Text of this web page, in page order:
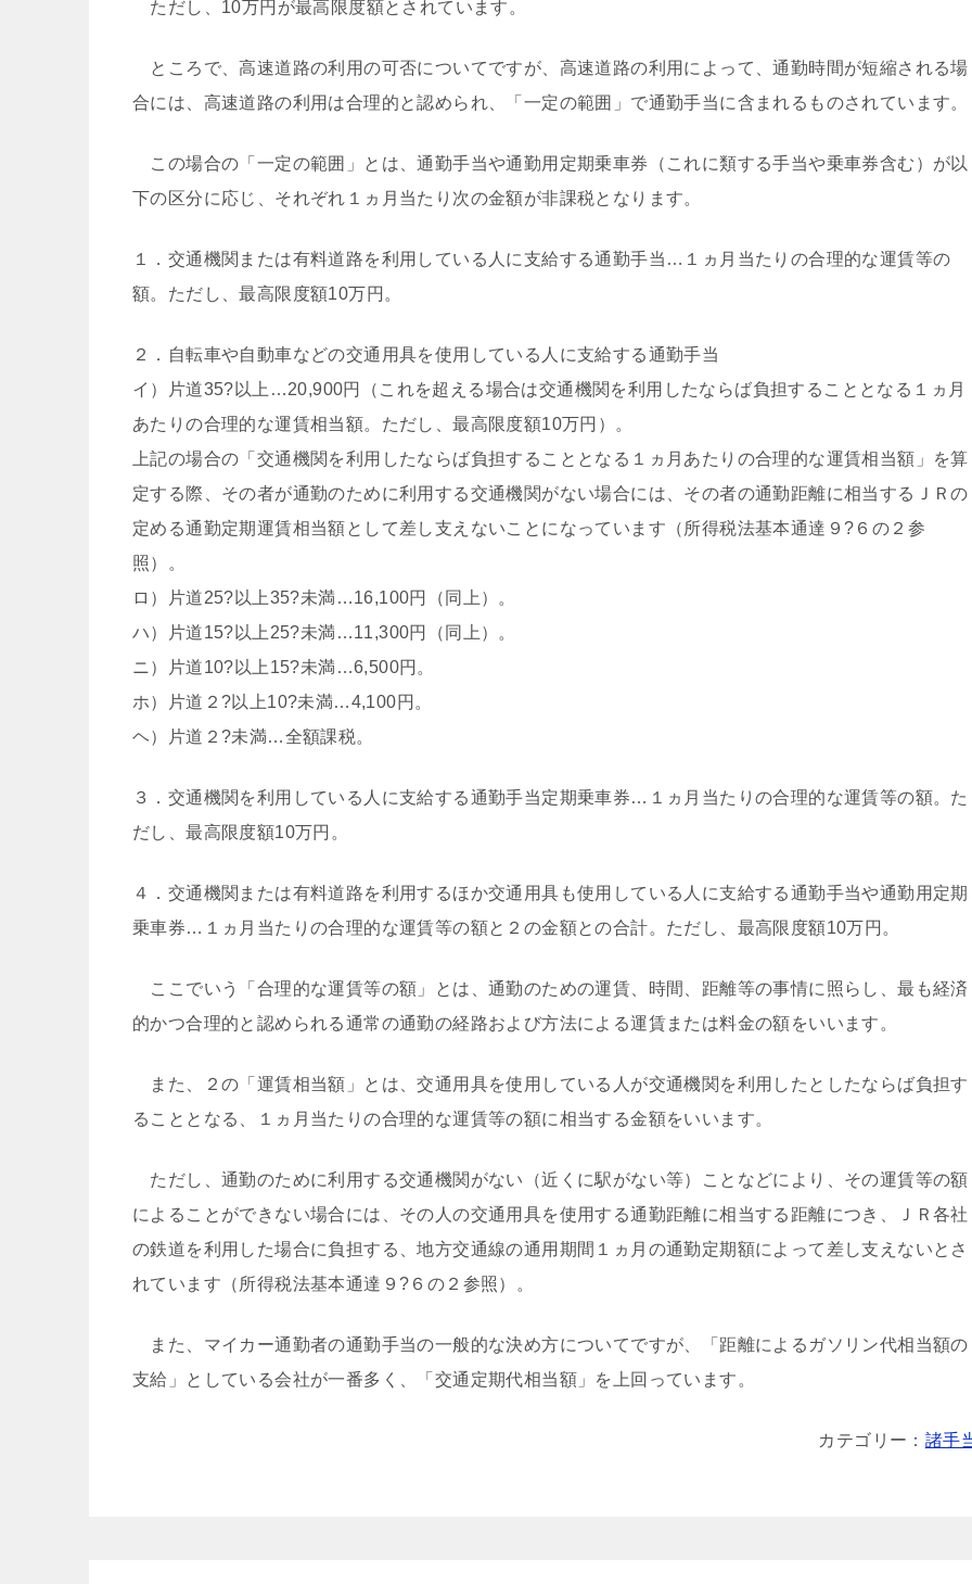
ただし、10万円が最高限度額とされています。
ところで、高速道路の利用の可否についてですが、高速道路の利用によって、通勤時間が短縮される場
合には、高速道路の利用は合理的と認められ、「一定の範囲」で通勤手当に含まれるものされています。
この場合の「一定の範囲」とは、通勤手当や通勤用定期乗車券（これに類する手当や乗車券含む）が以
下の区分に応じ、それぞれ１ヵ月当たり次の金額が非課税となります。
１．交通機関または有料道路を利用している人に支給する通勤手当…１ヵ月当たりの合理的な運賃等の
額。ただし、最高限度額10万円。
２．自転車や自動車などの交通用具を使用している人に支給する通勤手当
イ）片道35?以上…20,900円（これを超える場合は交通機関を利用したならば負担することとなる１ヵ月
あたりの合理的な運賃相当額。ただし、最高限度額10万円）。
上記の場合の「交通機関を利用したならば負担することとなる１ヵ月あたりの合理的な運賃相当額」を算
定する際、その者が通勤のために利用する交通機関がない場合には、その者の通勤距離に相当するＪＲの
定める通勤定期運賃相当額として差し支えないことになっています（所得税法基本通達９?６の２参
照）。
ロ）片道25?以上35?未満…16,100円（同上）。
ハ）片道15?以上25?未満…11,300円（同上）。
ニ）片道10?以上15?未満…6,500円。
ホ）片道２?以上10?未満…4,100円。
ヘ）片道２?未満…全額課税。
３．交通機関を利用している人に支給する通勤手当定期乗車券…１ヵ月当たりの合理的な運賃等の額。た
だし、最高限度額10万円。
４．交通機関または有料道路を利用するほか交通用具も使用している人に支給する通勤手当や通勤用定期
乗車券…１ヵ月当たりの合理的な運賃等の額と２の金額との合計。ただし、最高限度額10万円。
ここでいう「合理的な運賃等の額」とは、通勤のための運賃、時間、距離等の事情に照らし、最も経済
的かつ合理的と認められる通常の通勤の経路および方法による運賃または料金の額をいいます。
また、２の「運賃相当額」とは、交通用具を使用している人が交通機関を利用したとしたならば負担す
ることとなる、１ヵ月当たりの合理的な運賃等の額に相当する金額をいいます。
ただし、通勤のために利用する交通機関がない（近くに駅がない等）ことなどにより、その運賃等の額
によることができない場合には、その人の交通用具を使用する通勤距離に相当する距離につき、ＪＲ各社
の鉄道を利用した場合に負担する、地方交通線の通用期間１ヵ月の通勤定期額によって差し支えないとさ
れています（所得税法基本通達９?６の２参照）。
また、マイカー通勤者の通勤手当の一般的な決め方についてですが、「距離によるガソリン代相当額の
支給」としている会社が一番多く、「交通定期代相当額」を上回っています。
カテゴリー： 諸手